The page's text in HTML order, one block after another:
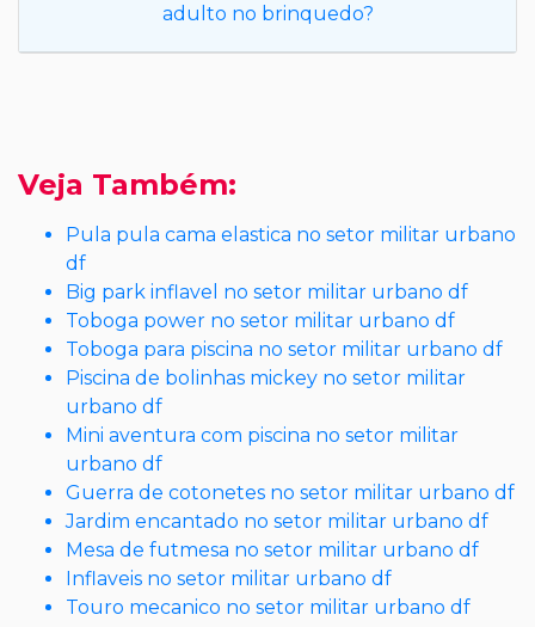
adulto no brinquedo?
Veja Também:
Pula pula cama elastica no setor militar urbano
df
Big park inflavel no setor militar urbano df
Toboga power no setor militar urbano df
Toboga para piscina no setor militar urbano df
Piscina de bolinhas mickey no setor militar
urbano df
Mini aventura com piscina no setor militar
urbano df
Guerra de cotonetes no setor militar urbano df
Jardim encantado no setor militar urbano df
Mesa de futmesa no setor militar urbano df
Inflaveis no setor militar urbano df
Touro mecanico no setor militar urbano df